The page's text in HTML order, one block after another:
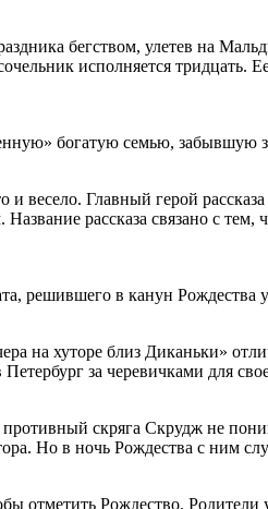
бегством, улетев на
исполняется
богатую семью, забывшую
и весело. Главный герой
рассказа связано с
решившего в канун
на хуторе близ Диканьки»
за черевичками для
скряга Скрудж не
Но в ночь Рождества с ним
отметить Рождество.